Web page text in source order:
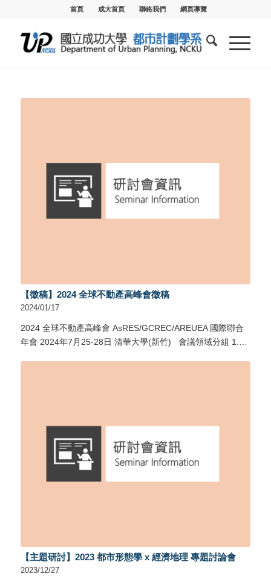
首頁 成大首頁 聯絡我們 網頁導覽
【徵稿】2024 全球不動產高峰會徵稿
2024/01/17
2024 全球不動產高峰會 AsRES/GCREC/AREUEA 國際聯合
年會 2024年7月25-28日 清華大學(新竹) 會議領域分組 1.…
【主題研討】2023 都市形態學 x 經濟地理 專題討論會
2023/12/27